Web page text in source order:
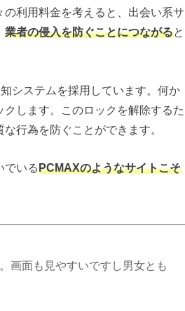
利用料金を考えると、出会い系サ
業者の侵入を防ぐことにつながると
システムを採用しています。何か
します。このロックを解除するた
行為を防ぐことができます。
でいるPCMAXのようなサイトこそ
画面も見やすいですし男女とも